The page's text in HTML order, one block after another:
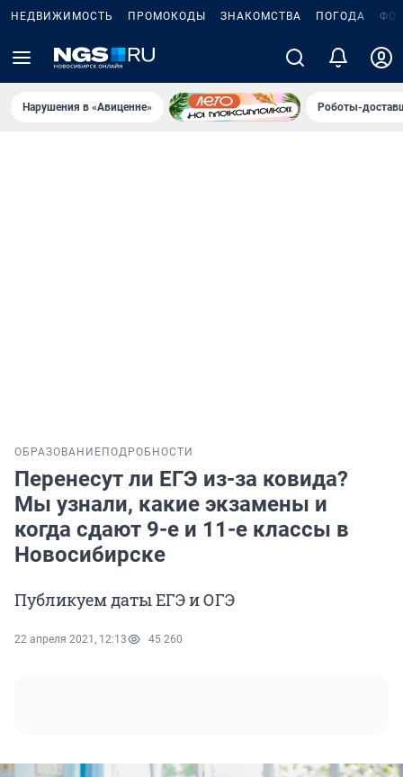
НЕДВИЖИМОСТЬ ПРОМОКОДЫ ЗНАКОМСТВА ПОГОДА
Нарушения в «Авиценне» Роботы-
ОБРАЗОВАНИЕ ПОДРОБНОСТИ
Перенесут ли ЕГЭ из-за ковида?
Мы узнали, какие экзамены и
когда сдают 9-е и 11-е классы в
Новосибирске
Публикуем даты ЕГЭ и ОГЭ
22 апреля 2021, 12:13 45 260